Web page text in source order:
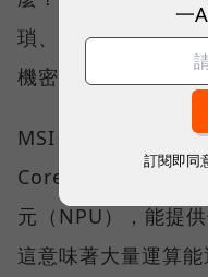
瑣、耗時的行政庶
機密不外洩。
MSI Prestige 14
Core™ Ultra X7 處
元（NPU），能提
這意味著大量運算
一
訂閱即同